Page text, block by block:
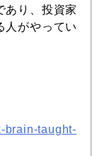
あり、投資家
人がやってい
brain-taught-